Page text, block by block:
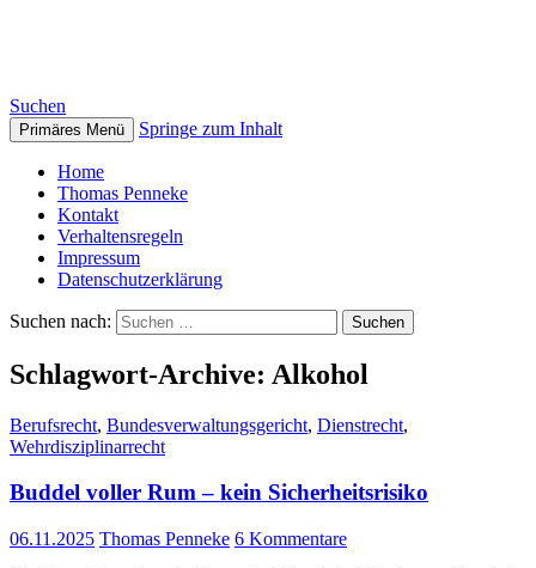
Suchen
Primäres Menü Springe zum Inhalt
Home
Thomas Penneke
Kontakt
Verhaltensregeln
Impressum
Datenschutzerklärung
Suchen nach:
Schlagwort-Archive: Alkohol
Berufsrecht, Bundesverwaltungsgericht, Dienstrecht,
Wehrdisziplinarrecht
Buddel voller Rum – kein Sicherheitsrisiko
06.11.2025 Thomas Penneke 6 Kommentare